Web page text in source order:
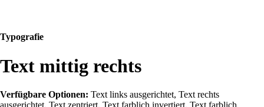
Typografie
Text mittig rechts
Verfügbare Optionen: Text links ausgerichtet, Text rechts